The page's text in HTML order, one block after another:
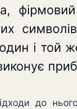
і той
до